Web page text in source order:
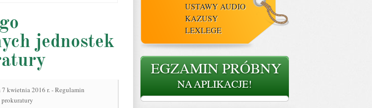
jednostek
kwietnia 2016 r. - Regulamin
USTAWY AUDIO
KAZUSY
LEXLEGE